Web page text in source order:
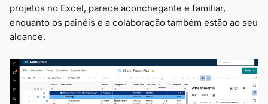
projetos no Excel, parece aconchegante e familiar,
enquanto os painéis e a colaboração também estão ao seu
alcance.